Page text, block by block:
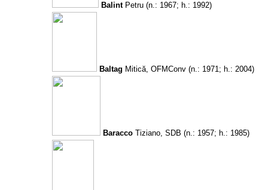
BalintPetru (n.: 1967; h.: 1992)
Baltag Mitică, OFMConv (n.: 1971; h.: 2004)
BaraccoTiziano, SDB (n.: 1957; h.: 1985)